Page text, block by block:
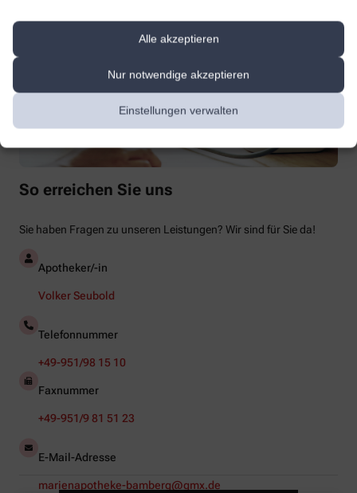
Alle akzeptieren
Nur notwendige akzeptieren
Einstellungen verwalten
So erreichen Sie uns
Sie haben Fragen zu unseren Leistungen? Wir sind für Sie da!
Apotheker/-in
Volker Seubold
Telefonnummer
+49-951/98 15 10
Faxnummer
+49-951/9 81 51 23
E-Mail-Adresse
marienapotheke-bamberg@gmx.de